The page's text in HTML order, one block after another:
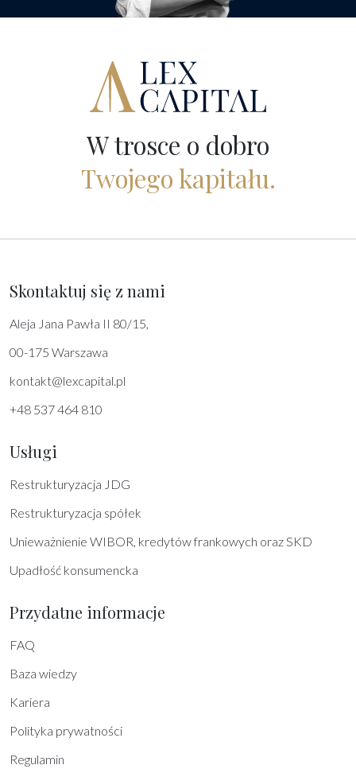
W trosce o dobro
Twojego kapitału.
Skontaktuj się z nami
Aleja Jana Pawła II 80/15,
00-175 Warszawa
kontakt@lexcapital.pl
+48 537 464 810
Usługi
Restrukturyzacja JDG
Restrukturyzacja spółek
Unieważnienie WIBOR, kredytów frankowych oraz SKD
Upadłość konsumencka
Przydatne informacje
FAQ
Baza wiedzy
Kariera
Polityka prywatności
Regulamin